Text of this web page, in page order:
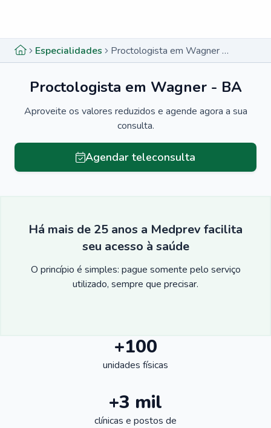
Especialidades Proctologista em Wagner - BA
Proctologista em Wagner - BA
Aproveite os valores reduzidos e agende agora a sua
consulta.
Agendar teleconsulta
Há mais de 25 anos a Medprev facilita
seu acesso à saúde
O princípio é simples: pague somente pelo serviço
utilizado, sempre que precisar.
+100
unidades físicas
+3 mil
clínicas e postos de